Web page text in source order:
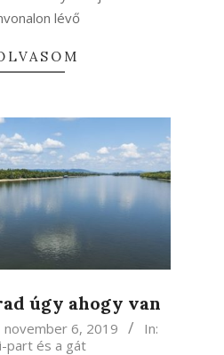
lévő
úgy ahogy van
november 6, 2019
In:
part és a gát